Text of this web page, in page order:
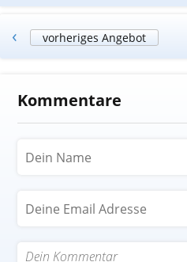
‹ vorheriges Angebot
Kommentare